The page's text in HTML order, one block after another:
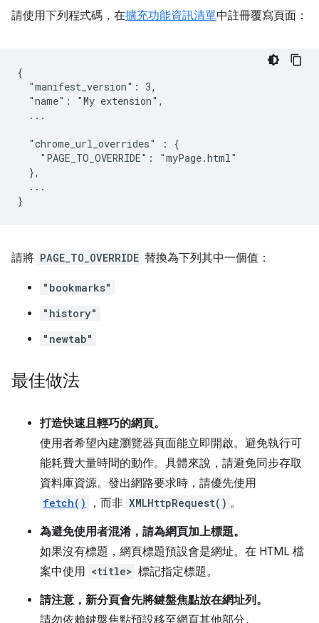
請使用下列程式碼，在擴充功能資訊清單中註冊覆寫頁面：
{
  "manifest_version": 3,
  "name": "My extension",
  ...
  "chrome_url_overrides" : {
    "PAGE_TO_OVERRIDE": "myPage.html"
  },
  ...
請將 PAGE_TO_OVERRIDE 替換為下列其中一個值：
"bookmarks"
"history"
"newtab"
最佳做法
打造快速且輕巧的網頁。
使用者希望內建瀏覽器頁面能立即開啟。避免執行可
能耗費大量時間的動作。具體來說，請避免同步存取
資料庫資源。發出網路要求時，請優先使用
fetch() ，而非 XMLHttpRequest() 。
為避免使用者混淆，請為網頁加上標題。
如果沒有標題，網頁標題預設會是網址。在 HTML 檔
案中使用 <title> 標記指定標題。
請注意，新分頁會先將鍵盤焦點放在網址列。
請勿依賴鍵盤焦點預設移至網頁其他部分。